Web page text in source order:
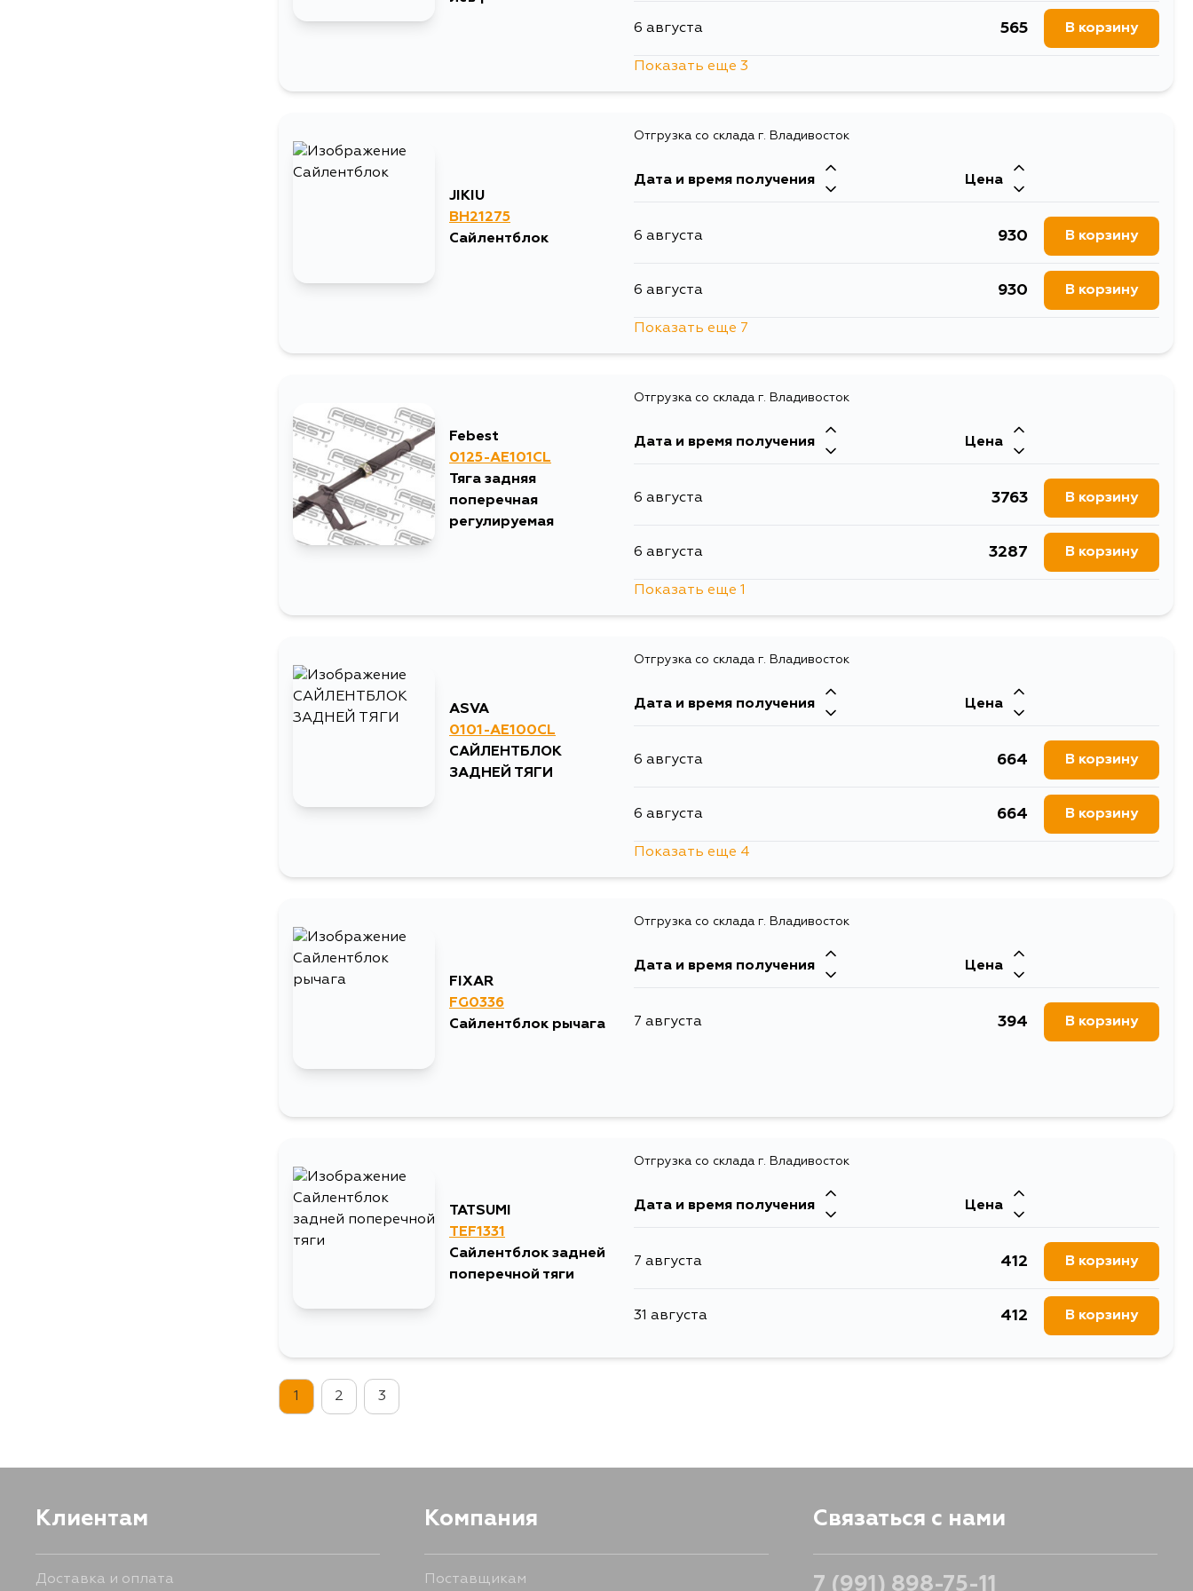
6 августа 565 В корзину
12 августа
31 августа 565
Показать еще 3
JIKIU
BH21275
Сайлентблок
Отгрузка со склада г. Владивосток
Дата и время получения Цена
6 августа 930 В корзину
6 августа 930 В корзину
8 августа
9 августа 1638
11 августа 1121 В корзину
11 августа 930 В корзину
12 августа 930 В корзину
31 августа
Показать еще 7
Febest
0125-AE101CL
Тяга задняя
поперечная
регулируемая
Отгрузка со склада г. Владивосток
Дата и время получения Цена
6 августа 3763 В корзину
6 августа 3287 В корзину
Показать еще 1
ASVA
0101-AE100CL
САЙЛЕНТБЛОК
ЗАДНЕЙ ТЯГИ
Отгрузка со склада г. Владивосток
Дата и время получения Цена
6 августа 664 В корзину
6 августа 664 В корзину
7 августа
7 августа 664
9 августа 1510 В корзину
Показать еще 4
FIXAR
FG0336
Сайлентблок рычага
Отгрузка со склада г. Владивосток
Дата и время получения Цена
7 августа 394 В корзину
TATSUMI
TEF1331
Сайлентблок задней
поперечной тяги
Отгрузка со склада г. Владивосток
Дата и время получения Цена
7 августа 412 В корзину
31 августа 412 В корзину
1 2 3
Клиентам
Доставка и оплата
Компания
Поставщикам
Связаться с нами
7 (991) 898-75-11